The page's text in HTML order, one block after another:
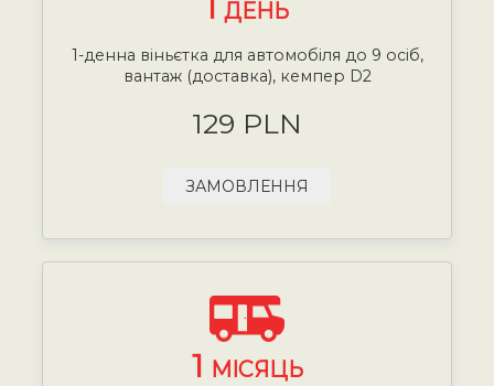
1 ДЕНЬ
1-денна віньєтка для автомобіля до 9 осіб,
вантаж (доставка), кемпер D2
129 PLN
ЗАМОВЛЕННЯ
1 МІСЯЦЬ